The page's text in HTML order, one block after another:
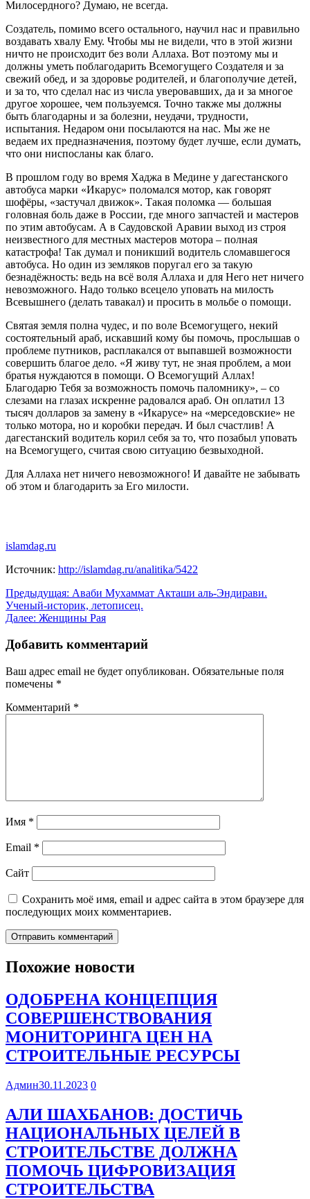
Милосердного? Думаю, не всегда.
Создатель, помимо всего остального, научил нас и правильно
воздавать хвалу Ему. Чтобы мы не видели, что в этой жизни
ничто не происходит без воли Аллаха. Вот поэтому мы и
должны уметь поблагодарить Всемогущего Создателя и за
свежий обед, и за здоровье родителей, и благополучие детей,
и за то, что сделал нас из числа уверовавших, да и за многое
другое хорошее, чем пользуемся. Точно также мы должны
быть благодарны и за болезни, неудачи, трудности,
испытания. Недаром они посылаются на нас. Мы же не
ведаем их предназначения, поэтому будет лучше, если думать,
что они ниспосланы как благо.
В прошлом году во время Хаджа в Медине у дагестанского
автобуса марки «Икарус» поломался мотор, как говорят
шофёры, «застучал движок». Такая поломка — большая
головная боль даже в России, где много запчастей и мастеров
по этим автобусам. А в Саудовской Аравии выход из строя
неизвестного для местных мастеров мотора – полная
катастрофа! Так думал и поникший водитель сломавшегося
автобуса. Но один из земляков поругал его за такую
безнадёжность: ведь на всё воля Аллаха и для Него нет ничего
невозможного. Надо только всецело уповать на милость
Всевышнего (делать тавакал) и просить в мольбе о помощи.
Святая земля полна чудес, и по воле Всемогущего, некий
состоятельный араб, искавший кому бы помочь, прослышав о
проблеме путников, расплакался от выпавшей возможности
совершить благое дело. «Я живу тут, не зная проблем, а мои
братья нуждаются в помощи. О Всемогущий Аллах!
Благодарю Тебя за возможность помочь паломнику», – со
слезами на глазах искренне радовался араб. Он оплатил 13
тысяч долларов за замену в «Икарусе» на «мерседовские» не
только мотора, но и коробки передач. И был счастлив! А
дагестанский водитель корил себя за то, что позабыл уповать
на Всемогущего, считая свою ситуацию безвыходной.
Для Аллаха нет ничего невозможного! И давайте не забывать
об этом и благодарить за Его милости.
islamdag.ru
Источник: http://islamdag.ru/analitika/5422
Навигация
по
Предыдущая: Аваби Мухаммат Акташи аль-Эндирави.
Ученый-историк, летописец.
Далее: Женщины Рая
Добавить комментарий
Ваш адрес email не будет опубликован. Обязательные поля
помечены *
Комментарий *
Имя *
Email *
Сайт
Сохранить моё имя, email и адрес сайта в этом браузере для
последующих моих комментариев.
Похожие новости
ОДОБРЕНА КОНЦЕПЦИЯ
СОВЕРШЕНСТВОВАНИЯ
МОНИТОРИНГА ЦЕН НА
СТРОИТЕЛЬНЫЕ РЕСУРСЫ
Админ30.11.2023 0
АЛИ ШАХБАНОВ: ДОСТИЧЬ
НАЦИОНАЛЬНЫХ ЦЕЛЕЙ В
СТРОИТЕЛЬСТВЕ ДОЛЖНА
ПОМОЧЬ ЦИФРОВИЗАЦИЯ
СТРОИТЕЛЬСТВА